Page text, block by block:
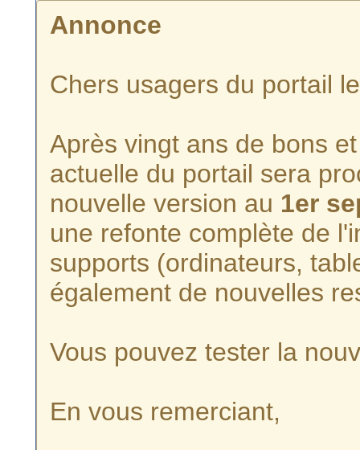
Annonce
Chers usagers du portail
Après vingt ans de bons
actuelle du portail sera
nouvelle version au 1er
une refonte complète de
supports (ordinateurs,
également de nouvelles
Vous pouvez tester la
En vous remerciant,